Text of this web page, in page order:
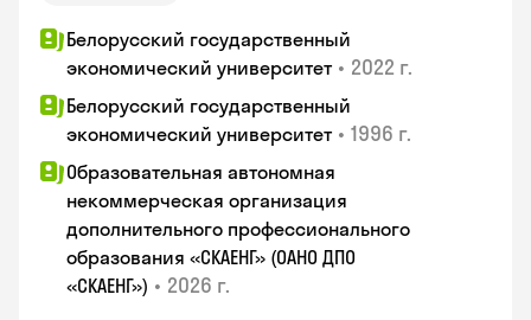
Белорусский государственный
экономический университет • 2022 г.
Белорусский государственный
экономический университет • 1996 г.
Образовательная автономная
некоммерческая организация
дополнительного профессионального
образования «СКАЕНГ» (ОАНО ДПО
«СКАЕНГ») • 2026 г.